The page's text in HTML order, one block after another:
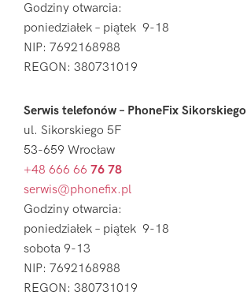
Godziny otwarcia:
poniedziałek – piątek 9-18
NIP: 7692168988
REGON: 380731019
Serwis telefonów – PhoneFix Sikorskiego
ul. Sikorskiego 5F
53-659 Wrocław
+48 666 66 76 78
serwis@phonefix.pl
Godziny otwarcia:
poniedziałek – piątek 9-18
sobota 9-13
NIP: 7692168988
REGON: 380731019